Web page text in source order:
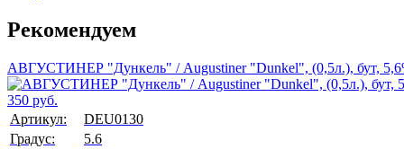
Рекомендуем
АВГУСТИНЕР "Дункель" / Augustiner "Dunkel", (0,5л.), бут,
350 руб.
Артикул:
DEU0130
Градус:
5.6